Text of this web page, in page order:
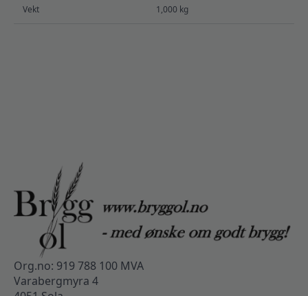
Vekt 1,000 kg
Org.no: 919 788 100 MVA
Varabergmyra 4